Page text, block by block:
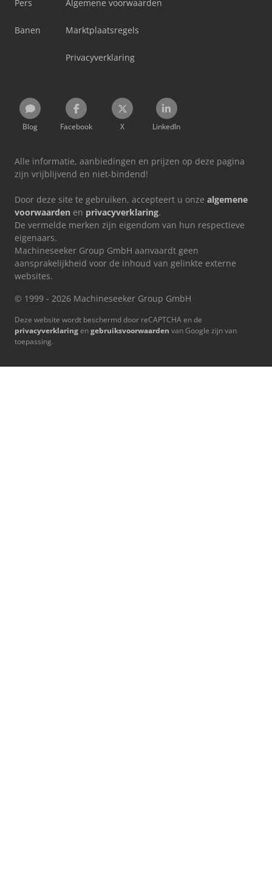
Pers
Banen
Algemene voorwaarden
Marktplaatsregels
Privacyverklaring
Blog Facebook X LinkedIn
Alle informatie, aanbiedingen en prijzen op deze pagina
zijn vrijblijvend en niet-bindend!
Door deze site te gebruiken, accepteert u onze algemene
voorwaarden en privacyverklaring.
De vermelde merken zijn eigendom van hun respectieve
eigenaars.
Machineseeker Group GmbH aanvaardt geen
aansprakelijkheid voor de inhoud van gelinkte externe
websites.
© 1999 - 2026 Machineseeker Group GmbH
Deze website wordt beschermd door reCAPTCHA en de
privacyverklaringengebruiksvoorwaarden van Google zijn van
toepassing.